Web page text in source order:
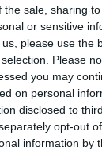
the sale, sharing
or sensitive
please use the
Please
you may
on personal
disclosed to
opt-out
information by
in tutto il
abbiamo
quali sono